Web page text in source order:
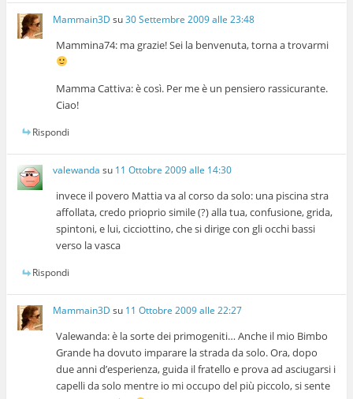
Mammain3D su30 Settembre 2009 alle 23:48
Mammina74: ma grazie! Sei la benvenuta, torna a trovarmi
Mamma Cattiva: è così. Per me è un pensiero rassicurante.
Ciao!
Rispondi
valewanda su 11 Ottobre 2009 alle 14:30
invece il povero Mattia va al corso da solo: una piscina stra
affollata, credo prioprio simile (?) alla tua, confusione, grida,
spintoni, e lui, cicciottino, che si dirige con gli occhi bassi
verso la vasca
Rispondi
Mammain3D su 11 Ottobre 2009 alle 22:27
Valewanda: è la sorte dei primogeniti… Anche il mio Bimbo
Grande ha dovuto imparare la strada da solo. Ora, dopo
due anni d’esperienza, guida il fratello e prova ad asciugarsi i
capelli da solo mentre io mi occupo del più piccolo, si sente